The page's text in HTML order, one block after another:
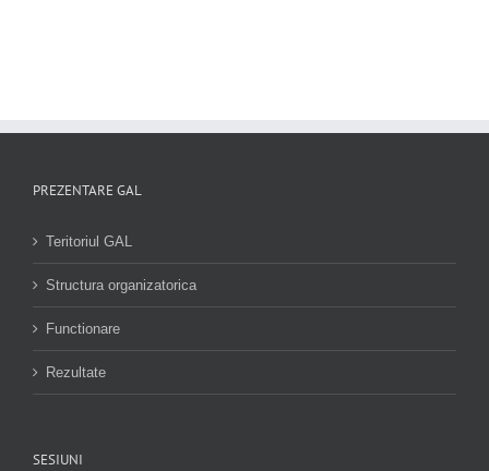
PREZENTARE GAL
Teritoriul GAL
Structura organizatorica
Functionare
Rezultate
SESIUNI